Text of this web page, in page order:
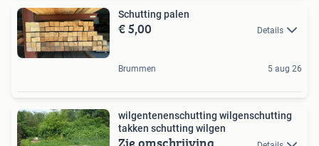
Schutting palen
€ 5,00 Details
Brummen 5 aug 26
wilgentenenschutting wilgenschutting
takken schutting wilgen